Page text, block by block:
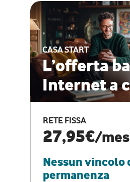
CASA START
L’offerta
Internet a
RETE FISSA
27,95€/
Nessun vincolo
permanenza
ESCLUSIVA
CASA PRO
RETE FISSA +
29,95€